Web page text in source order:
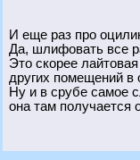
И еще раз про
Да, шлифовать все
Это скорее
других помещений
Ну и в срубе самое
она там получается